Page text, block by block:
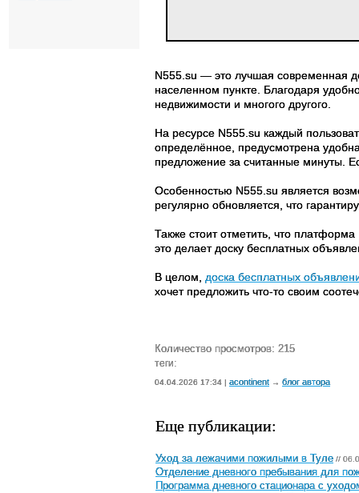
N555.su — это лучшая современная
населенном пункте. Благодаря
недвижимости и многого другого.
На ресурсе N555.su каждый
определённое, предусмотрена
предложение за считанные минуты.
Особенностью N555.su является
регулярно обновляется, что
Также стоит отметить, что
это делает доску бесплатных
В целом, доска бесплатных
хочет предложить что-то своим
Количество просмотров: 215
теги:
04.04.2026 17:34 | acontinent → блог автора
Еще публикации:
Уход за лежачими пожилыми в Туле //
Отделение дневного пребывания для
Программа дневного стационара с